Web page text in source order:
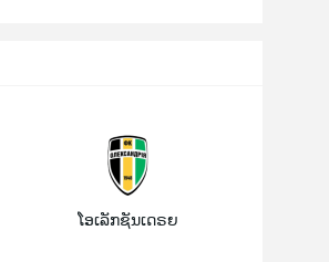
ໂອເລັກຊັນເດຣຍ